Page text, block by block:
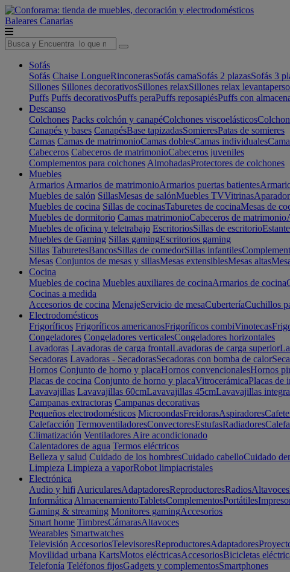
Baleares Canarias
Sofás
Sofás Chaise LongueRinconerasSofás camaSofás 2 plazasSofás 3
Sillones Sillones decorativosSillones relaxSillones relax
Puffs Puffs decorativosPuffs peraPuffs reposapiésPuffs con
Descanso
Colchones Packs colchón y canapéColchones viscoelásticos
Canapés y bases CanapésBase tapizadasSomieresPatas de somieres
Camas Camas de matrimonioCamas doblesCamas individuales
Cabeceros Cabeceros de matrimonioCabeceros juveniles
Complementos para colchones AlmohadasProtectores de colchones
Muebles
Armarios Armarios de matrimonioArmarios puertas batientes
Muebles de salón SillasMesas de salónMuebles TVVitrinas
Muebles de cocina Sillas de cocinasTaburetes de cocinaMesas de
Muebles de dormitorio Camas matrimonioCabeceros de matrimonio
Muebles de oficina y teletrabajo EscritoriosSillas de escritorio
Muebles de Gaming Sillas gamingEscritorios gaming
Sillas TaburetesBancosSillas de comedorSillas infantiles
Mesas Conjuntos de mesas y sillasMesas extensiblesMesas altas
Cocina
Muebles de cocina Muebles auxiliares de cocinaArmarios de cocina
Cocinas a medida
Accesorios de cocina MenajeServicio de mesaCuberteríaCuchillos
Electrodomésticos
Frigoríficos Frigoríficos americanosFrigoríficos combiVinotecas
Congeladores Congeladores verticalesCongeladores horizontales
Lavadoras Lavadoras de carga frontalLavadoras de carga superior
Secadoras Lavadoras - SecadorasSecadoras con bomba de calor
Hornos Conjunto de horno y placaHornos convencionalesHornos
Placas de cocina Conjunto de horno y placaVitrocerámicaPlacas de
Lavavajillas Lavavajillas 60cmLavavajillas 45cmLavavajillas
Campanas extractoras Campanas decorativas
Pequeños electrodomésticos MicroondasFreidorasAspiradores
Calefacción TermoventiladoresConvectoresEstufasRadiadores
Climatización Ventiladores Aire acondicionado
Calentadores de agua Termos eléctricos
Belleza y salud Cuidado de los hombresCuidado cabelloCuidado
Limpieza Limpieza a vaporRobot limpiacristales
Electrónica
Audio y hifi AuricularesAdaptadoresReproductoresRadiosAltavoces
Informática AlmacenamientoTabletsComplementosPortátiles
Gaming & streaming Monitores gamingAccesorios
Smart home TimbresCámarasAltavoces
Wearables Smartwatches
Televisión AccesoriosTelevisoresReproductoresAdaptadores
Movilidad urbana KartsMotos eléctricasAccesoriosBicicletas
Telefonía Teléfonos fijosGadgets y complementosSmartphones